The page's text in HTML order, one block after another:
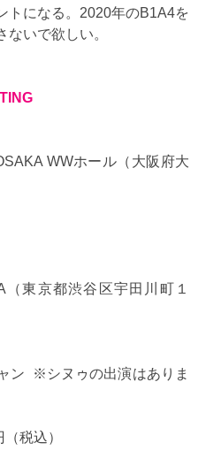
トになる。2020年のB1A4を
いで欲しい。
WWホール（大阪府大
東京都渋谷区宇田川町１
ン ※シヌゥの出演はありま
税込）